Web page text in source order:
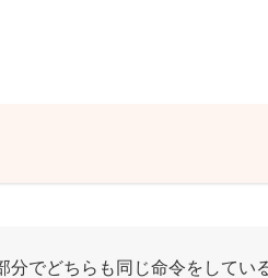
でどちらも同じ命令をしてい